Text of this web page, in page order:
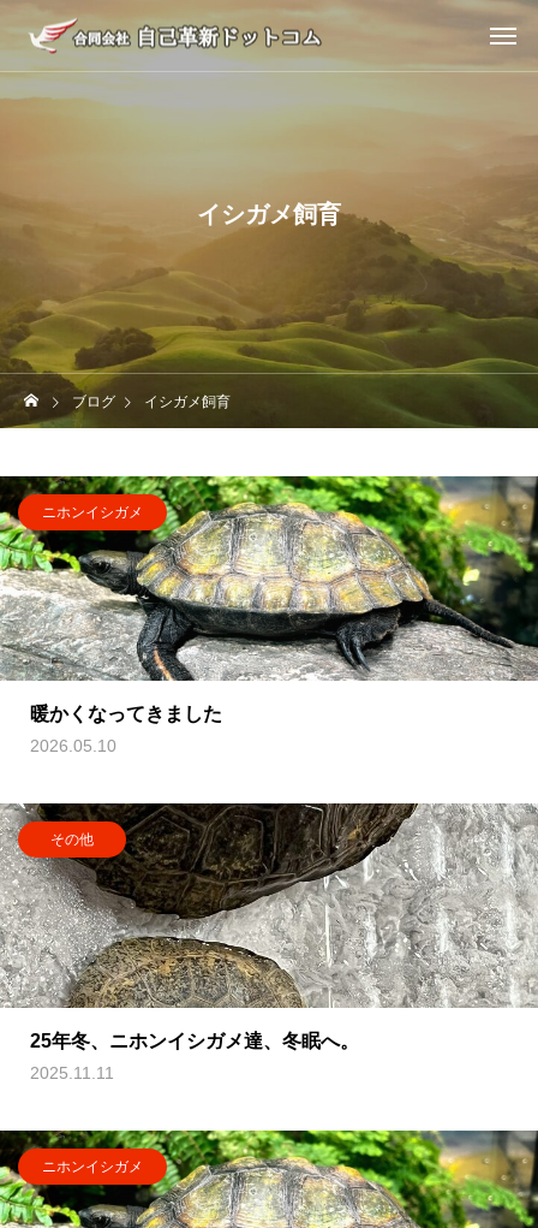
イシガメ飼育
ブログ イシガメ飼育
ニホンイシガメ
暖かくなってきました
2026.05.10
その他
25年冬、ニホンイシガメ達、冬眠へ。
2025.11.11
ニホンイシガメ